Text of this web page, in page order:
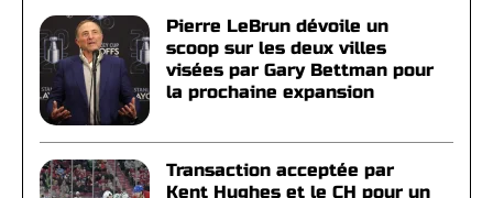
Pierre LeBrun dévoile un
scoop sur les deux villes
visées par Gary Bettman pour
la prochaine expansion
Transaction acceptée par
Kent Hughes et le CH pour un